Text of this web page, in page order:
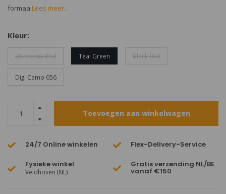
formaa Lees meer..
Kleur:
Bordeaux Red Teal Green Black 040
Digi Camo 056
Toevoegen aan winkelwagen
24/7 Online winkelen Flex-Delivery-Service
Fysieke winkel
Veldhoven (NL)
Gratis verzending NL/BE
vanaf €150